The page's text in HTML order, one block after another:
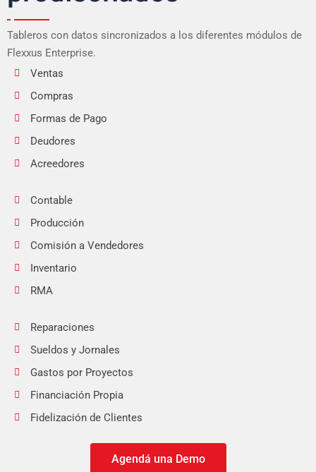
Tableros con datos sincronizados a los diferentes módulos de
Flexxus Enterprise.
Ventas
Compras
Formas de Pago
Deudores
Acreedores
Contable
Producción
Comisión a Vendedores
Inventario
RMA
Reparaciones
Sueldos y Jornales
Gastos por Proyectos
Financiación Propia
Fidelización de Clientes
Agendá una Demo